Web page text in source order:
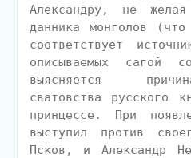
Александру, не
данника монголов
соответствует
описываемых сагой
выясняется
сватовства русского
принцессе. При
выступил против
Псков, и Александр